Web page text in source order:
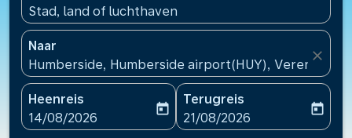
Stad, land of luchthaven
Naar
Humberside, Humberside airport(HUY), Verenigd
close
Heenreis
fc-booking-departure-date-aria-label
14/08/2026
today
Terugreis
fc-booking-return-date-
21/08/2026
today